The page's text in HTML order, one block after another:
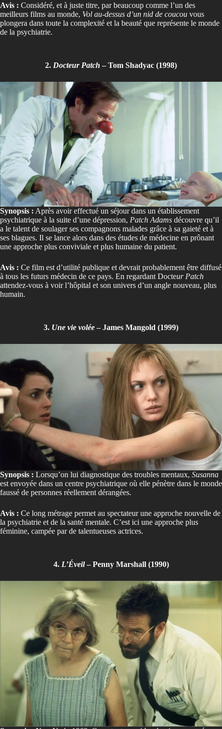
Avis : Considéré, et à juste titre, par beaucoup comme l’un des
meilleurs films au monde, Vol au-dessus d’un nid de coucou vous
plongera dans toute la complexité et la beauté que représente le monde
de la psychiatrie.
2. Docteur Patch – Tom Shadyac (1998)
Synopsis : Après avoir effectué un séjour dans un établissement
psychiatrique à la suite d’une dépression, Patch Adams découvre qu’il
a le talent de soulager ses compagnons malades grâce à sa gaieté et à
ses blagues. Il se lance alors dans des études de médecine en prônant
une approche plus conviviale et plus humaine du patient.
Avis : Ce film est d’utilité publique et devrait probablement être diffusé
à tous les futurs médecin de ce pays. En regardant Docteur Patch
attendez-vous à voir l’hôpital et son univers d’un angle nouveau, plus
humain.
3. Une vie volée – James Mangold (1999)
Synopsis : Lorsqu’on lui diagnostique des troubles mentaux, Susanna
est envoyée dans un centre psychiatrique où elle pénètre dans le monde
faussé de personnes réellement dérangées.
Avis : Ce long métrage permet au spectateur une approche nouvelle de
la psychiatrie et de la santé mentale. C’est ici une approche plus
féminine, campée par de talentueuses actrices.
4. L’Éveil– Penny Marshall (1990)